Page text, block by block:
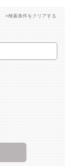
×検索条件をクリアする